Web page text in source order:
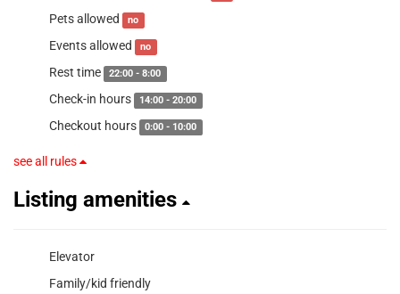
Pets allowed no
Events allowed no
Rest time 22:00 - 8:00
Check-in hours 14:00 - 20:00
Checkout hours 0:00 - 10:00
see all rules
Listing amenities
Elevator
Family/kid friendly